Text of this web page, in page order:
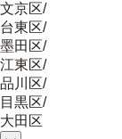
文京区/
台東区/
墨田区/
江東区/
品川区/
目黒区/
大田区